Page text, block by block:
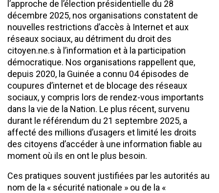
l’approche de l’élection présidentielle du 28
décembre 2025, nos organisations constatent de
nouvelles restrictions d’accès à Internet et aux
réseaux sociaux, au détriment du droit des
citoyen.ne.s à l’information et à la participation
démocratique. Nos organisations rappellent que,
depuis 2020, la Guinée a connu 04 épisodes de
coupures d’internet et de blocage des réseaux
sociaux, y compris lors de rendez-vous importants
dans la vie de la Nation. Le plus récent, survenu
durant le référendum du 21 septembre 2025, a
affecté des millions d’usagers et limité les droits
des citoyens d’accéder à une information fiable au
moment où ils en ont le plus besoin.
Ces pratiques souvent justifiées par les autorités au
nom de la « sécurité nationale » ou de la «